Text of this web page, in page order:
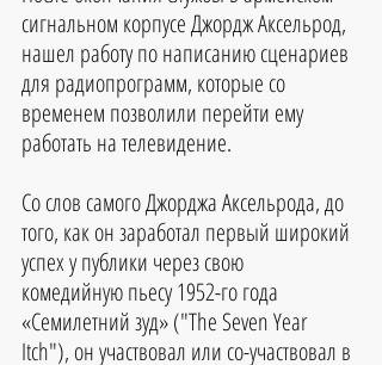
сигнальном корпусе Джордж Аксельрод,
нашел работу по написанию сценариев
для радиопрограмм, которые со
временем позволили перейти ему
работать на телевидение.
Со слов самого Джорджа Аксельрода, до
того, как он заработал первый широкий
успех у публики через свою
комедийную пьесу 1952-го года
«Семилетний зуд» ("The Seven Year
Itch"), он участвовал или со-участвовал в